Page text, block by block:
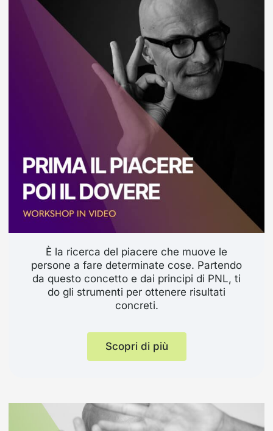
È la ricerca del piacere che muove le
persone a fare determinate cose. Partendo
da questo concetto e dai principi di PNL, ti
do gli strumenti per ottenere risultati
concreti.
Scopri di più